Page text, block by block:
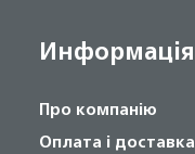
Информація
Про компанію
Оплата і доставка